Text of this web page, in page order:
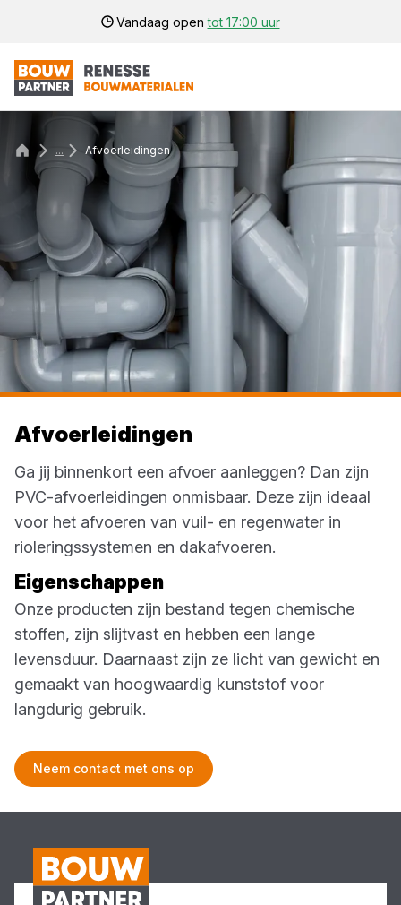
Vandaag opentot 17:00 uur
... Afvoerleidingen
Afvoerleidingen
Ga jij binnenkort een afvoer aanleggen? Dan zijn
PVC-afvoerleidingen onmisbaar. Deze zijn ideaal
voor het afvoeren van vuil- en regenwater in
rioleringssystemen en dakafvoeren.
Eigenschappen
Onze producten zijn bestand tegen chemische
stoffen, zijn slijtvast en hebben een lange
levensduur. Daarnaast zijn ze licht van gewicht en
gemaakt van hoogwaardig kunststof voor
langdurig gebruik.
Neem contact met ons op